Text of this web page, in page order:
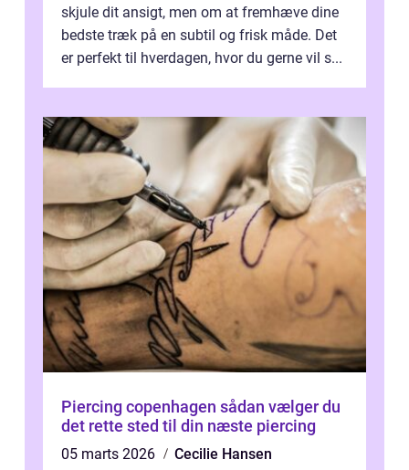
skjule dit ansigt, men om at fremhæve dine
bedste træk på en subtil og frisk måde. Det
er perfekt til hverdagen, hvor du gerne vil s...
Piercing copenhagen sådan vælger du
det rette sted til din næste piercing
05 marts 2026
Cecilie Hansen